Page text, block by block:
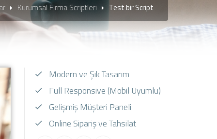
Kurumsal Firma Scriptleri Test bir Script
Modern ve Şık Tasarım
Full Responsive (Mobil Uyumlu)
Gelişmiş Müşteri Paneli
Online Sipariş ve Tahsilat